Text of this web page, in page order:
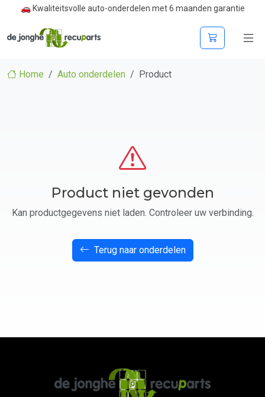
🚗 Kwaliteitsvolle auto-onderdelen met 6 maanden garantie
Home Auto onderdelen Product
Product niet gevonden
Kan productgegevens niet laden. Controleer uw verbinding.
Terug naar onderdelen